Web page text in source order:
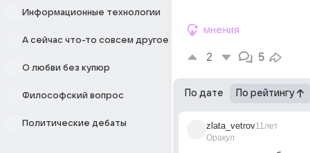
Информационные технологии
А сейчас что-то совсем другое
О любви без купюр
Философский вопрос
Политические дебаты
мнения
2 5
По дате По рейтингу
zlata_vetrov
Оракул
11лет